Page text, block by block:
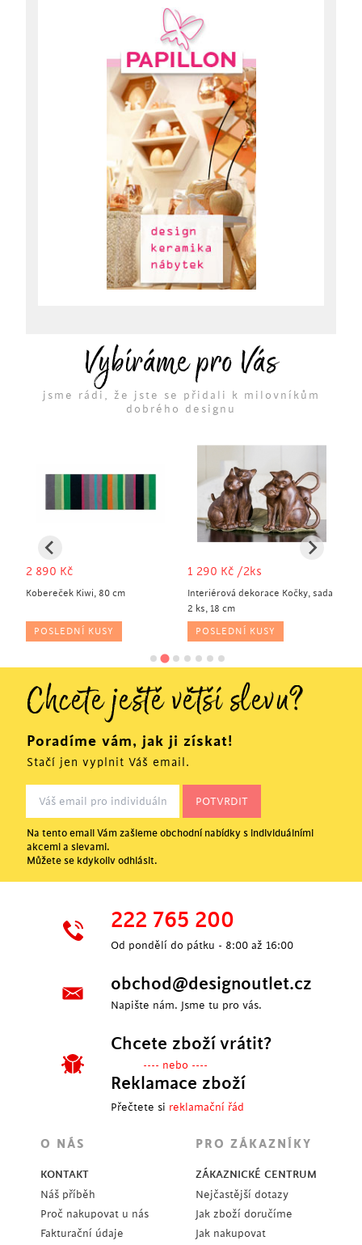
Vybíráme pro Vás
jsme rádi, že jste se přidali k milovníkům
dobrého designu
2 890 Kč
Kobereček Kiwi, 80 cm
POSLEDNÍ KUSY
1 290 Kč /2ks
Interiérová dekorace Kočky, sada
2 ks, 18 cm
POSLEDNÍ KUSY
Chcete ještě větší slevu?
Poradíme vám, jak ji získat!
Stačí jen vyplnit Váš email.
Na tento email Vám zašleme obchodní nabídky s individuálními
akcemi a slevami.
Můžete se kdykoliv odhlásit.
222 765 200
Od pondělí do pátku - 8:00 až 16:00
obchod@designoutlet.cz
Napište nám. Jsme tu pro vás.
Chcete zboží vrátit?
---- nebo ----
Reklamace zboží
Přečtete si reklamační řád
O NÁS
KONTAKT
Náš příběh
Proč nakupovat u nás
Fakturační údaje
PRO ZÁKAZNÍKY
ZÁKAZNICKÉ CENTRUM
Nejčastější dotazy
Jak zboží doručíme
Jak nakupovat